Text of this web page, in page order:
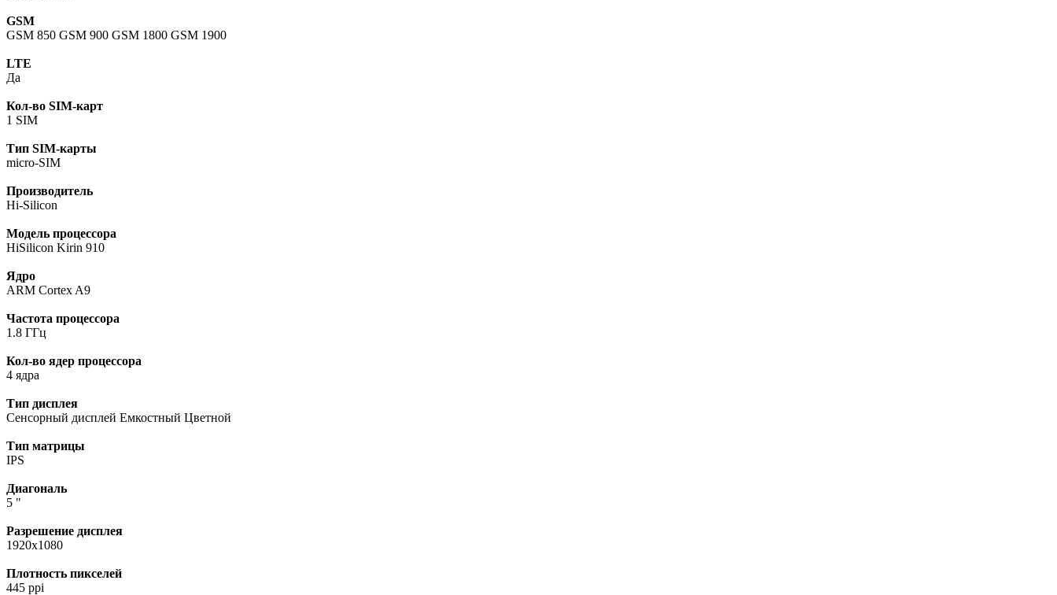
GSM
GSM 850 GSM 900 GSM 1800 GSM 1900
LTE
Да
Кол-во SIM-карт
1 SIM
Тип SIM-карты
micro-SIM
Производитель
Hi-Silicon
Модель процессора
HiSilicon Kirin 910
Ядро
ARM Cortex A9
Частота процессора
1.8 ГГц
Кол-во ядер процессора
4 ядра
Тип дисплея
Сенсорный дисплей Емкостный Цветной
Тип матрицы
IPS
Диагональ
5 "
Разрешение дисплея
1920х1080
Плотность пикселей
445 ppi